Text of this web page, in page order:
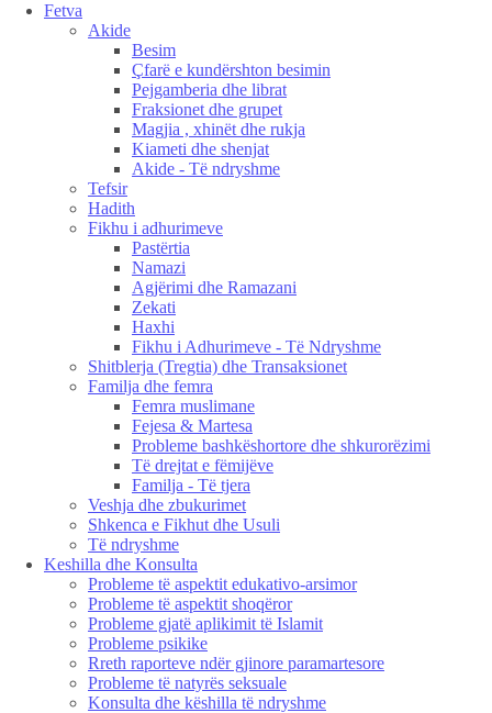
Fetva
Akide
Besim
Çfarë e kundërshton besimin
Pejgamberia dhe librat
Fraksionet dhe grupet
Magjia , xhinët dhe rukja
Kiameti dhe shenjat
Akide - Të ndryshme
Tefsir
Hadith
Fikhu i adhurimeve
Pastërtia
Namazi
Agjërimi dhe Ramazani
Zekati
Haxhi
Fikhu i Adhurimeve - Të Ndryshme
Shitblerja (Tregtia) dhe Transaksionet
Familja dhe femra
Femra muslimane
Fejesa & Martesa
Probleme bashkëshortore dhe shkurorëzimi
Të drejtat e fëmijëve
Familja - Të tjera
Veshja dhe zbukurimet
Shkenca e Fikhut dhe Usuli
Të ndryshme
Keshilla dhe Konsulta
Probleme të aspektit edukativo-arsimor
Probleme të aspektit shoqëror
Probleme gjatë aplikimit të Islamit
Probleme psikike
Rreth raporteve ndër gjinore paramartesore
Probleme të natyrës seksuale
Konsulta dhe këshilla të ndryshme